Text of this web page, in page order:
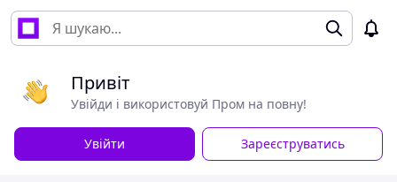
Привіт
Увійди і використовуй Пром на повну!
Увійти Зареєструватись